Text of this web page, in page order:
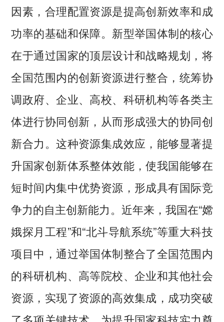
因素，合理配置资源是提高创新效率和成
功率的基础和保障。新型举国体制的核心
在于通过国家的顶层设计和战略规划，将
全国范围内的创新资源进行整合，统筹协
调政府、企业、高校、科研机构等各类主
体进行协同创新，从而形成强大的协同创
新合力。这种资源集成效应，能够显著提
升国家创新体系整体效能，使我国能够在
短时间内集中优势资源，形成具有国际竞
争力的自主创新能力。近年来，我国在“嫦
娥探月工程”和“北斗导航系统”等重大科技
项目中，通过举国体制整合了全国范围内
的科研机构、高等院校、企业和其他社会
资源，实现了资源的高效集成，成功突破